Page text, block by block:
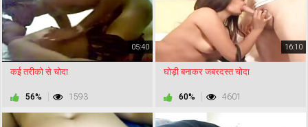
05:40
कई तरीको से चोदा
56% 1593
16:10
घोड़ी बनाकर जबरदस्त चोदा
60% 4601